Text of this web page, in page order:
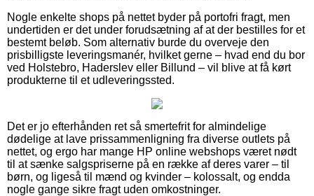
Nogle enkelte shops på nettet byder på portofri fragt, men
undertiden er det under forudsætning af at der bestilles for et
bestemt beløb. Som alternativ burde du overveje den
prisbilligste leveringsmanér, hvilket gerne – hvad end du bor
ved Holstebro, Haderslev eller Billund – vil blive at få kørt
produkterne til et udleveringssted.
Det er jo efterhånden ret så smertefrit for almindelige
dødelige at lave prissammenligning fra diverse outlets på
nettet, og ergo har mange HP online webshops været nødt
til at sænke salgspriserne på en række af deres varer – til
børn, og ligeså til mænd og kvinder – kolossalt, og endda
nogle gange sikre fragt uden omkostninger.